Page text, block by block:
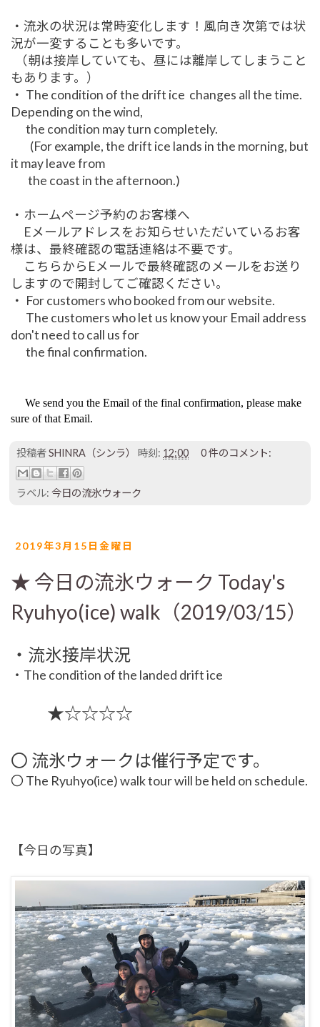
・流氷の状況は常時変化します！風向き次第では状
況が一変することも多いです。
（朝は接岸していても、昼には離岸してしまうこと
もあります。）
・ The condition of the drift ice changes all the time.
Depending on the wind,
the condition may turn completely.
(For example, the drift ice lands in the morning, but
it may leave from
the coast in the afternoon.)
・ホームページ予約のお客様へ
Eメールアドレスをお知らせいただいているお客
様は、最終確認の電話連絡は不要です。
こちらからEメールで最終確認のメールをお送り
しますので開封してご確認ください。
・ For customers who booked from our website.
The customers who let us know your Email address
don't need to call us for
the final confirmation.
We send you the Email of the final confirmation, please make
sure of that Email.
投稿者SHINRA（シンラ） 時刻: 12:00 0 件のコメント:
ラベル: 今日の流氷ウォーク
2019年3月15日金曜日
★ 今日の流氷ウォーク Today's
Ryuhyo(ice) walk（2019/03/15）
・流氷接岸状況
・The condition of the landed drift ice
★☆☆☆☆
〇 流氷ウォークは催行予定です。
〇 The Ryuhyo(ice) walk tour will be held on schedule.
【今日の写真】